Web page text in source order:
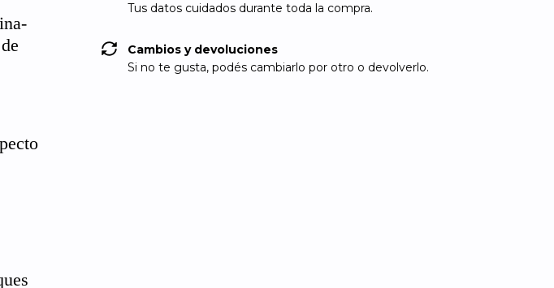
Tus datos cuidados durante toda la compra.
Cambios y devoluciones
Si no te gusta, podés cambiarlo por otro o devolverlo.